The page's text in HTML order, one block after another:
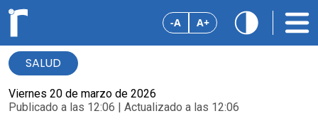
-A A+
SALUD
Viernes 20 de marzo de 2026
Publicado a las 12:06 | Actualizado a las 12:06